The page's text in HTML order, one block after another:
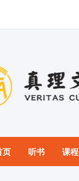
页 听书 课程